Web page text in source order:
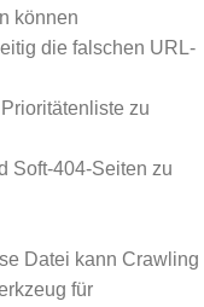
können
die falschen URL-
zu
Soft-404-Seiten zu
Datei kann Crawling
für